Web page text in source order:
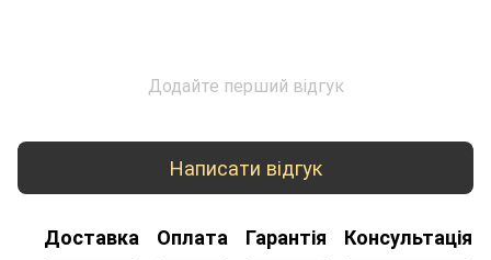
Додайте перший відгук
Написати відгук
Доставка Оплата Гарантія Консультація